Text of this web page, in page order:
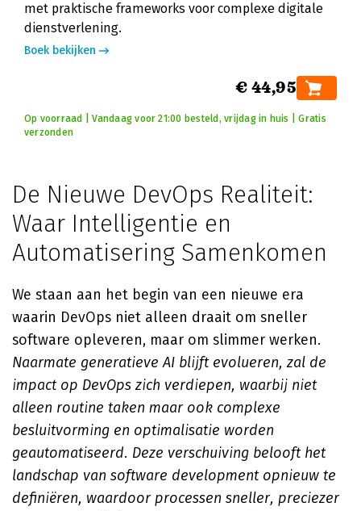
met praktische frameworks voor complexe digitale
dienstverlening.
Boek bekijken
€ 44,95
Op voorraad | Vandaag voor 21:00 besteld, vrijdag in huis | Gratis
verzonden
De Nieuwe DevOps Realiteit:
Waar Intelligentie en
Automatisering Samenkomen
We staan aan het begin van een nieuwe era
waarin DevOps niet alleen draait om sneller
software opleveren, maar om slimmer werken.
Naarmate generatieve AI blijft evolueren, zal de
impact op DevOps zich verdiepen, waarbij niet
alleen routine taken maar ook complexe
besluitvorming en optimalisatie worden
geautomatiseerd. Deze verschuiving belooft het
landschap van software development opnieuw te
definiëren, waardoor processen sneller, preciezer